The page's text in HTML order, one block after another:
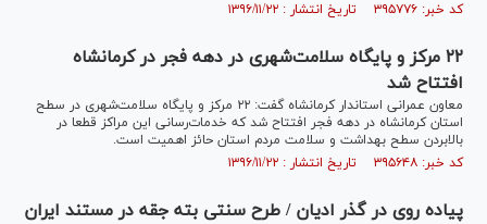
کد خبر: ۳۹۵۷۷۶ تاریخ انتشار : ۱۳۹۶/۱۱/۲۲
۲۲ مرکز و پایگاه سلامت‌شهری در دهه‌ فجر در کرمانشاه
افتتاح شد
معاون عمرانی استاندار کرمانشاه گفت: ۲۲ مرکز و پایگاه سلامت‌شهری در سطح
استان‌ کرمانشاه در دهه‌ فجر افتتاح شد که خدمات‌رسانی این مراکز قطعا در
بالابردن سطح بهداشت و سلامت مردم استان حائز اهمیت است.
کد خبر: ۳۹۵۶۴۸ تاریخ انتشار : ۱۳۹۶/۱۱/۲۲
پیاده روی در گذر ادیان / طرح سنتی بته جقه در مستند ایران